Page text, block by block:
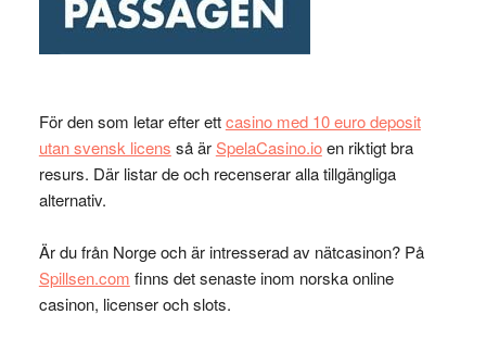
För den som letar efter ettcasino med 10 euro deposit
utan svensk licens så ärSpelaCasino.ioen riktigt bra
resurs. Där listar de och recenserar alla tillgängliga
alternativ.
Är du från Norge och är intresserad av nätcasinon? På
Spillsen.com finns det senaste inom norska online
casinon, licenser och slots.